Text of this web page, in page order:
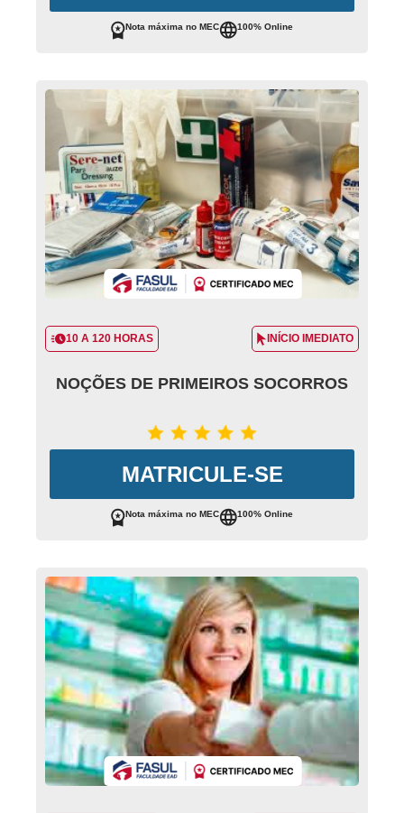
Nota máxima no MEC 100% Online
10 A 120 HORAS INÍCIO IMEDIATO
NOÇÕES DE PRIMEIROS SOCORROS
MATRICULE-SE
Nota máxima no MEC 100% Online